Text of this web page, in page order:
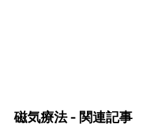
磁気療法 - 関連記事